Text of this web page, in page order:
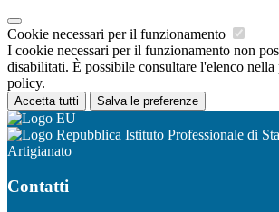
Cookie necessari per il funzionamento
I cookie necessari per il funzionamento non
disabilitati. È possibile consultare l'elenco
policy.
Accetta tutti Salva le preferenze
Istituto Professionale di
Artigianato
Contatti